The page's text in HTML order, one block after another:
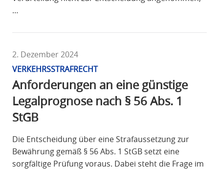
…
2. Dezember 2024
VERKEHRSSTRAFRECHT
Anforderungen an eine günstige
Legalprognose nach § 56 Abs. 1
StGB
Die Entscheidung über eine Strafaussetzung zur
Bewährung gemäß § 56 Abs. 1 StGB setzt eine
sorgfältige Prüfung voraus. Dabei steht die Frage im